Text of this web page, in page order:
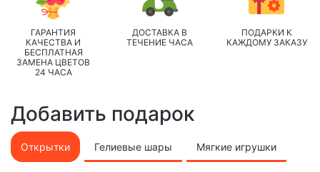
ГАРАНТИЯ
КАЧЕСТВА И
БЕСПЛАТНАЯ
ЗАМЕНА ЦВЕТОВ
24 ЧАСА
ДОСТАВКА В
ТЕЧЕНИЕ ЧАСА
ПОДАРКИ К
КАЖДОМУ ЗАКАЗУ
Добавить подарок
Открытки Гелиевые шары Мягкие игрушки